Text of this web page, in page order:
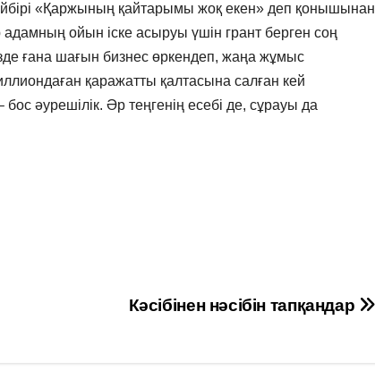
«Қаржының қайтарымы жоқ екен» деп қонышынан
ойын іске асыруы үшін грант берген соң
ғана шағын бизнес өркендеп, жаңа жұмыс
қаражатты қалтасына салған кей
әурешілік. Әр теңгенің есебі де, сұрауы да
Кәсібінен нәсібін тапқандар